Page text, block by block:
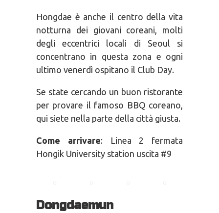
Hongdae è anche il centro della vita
notturna dei giovani coreani, molti
degli eccentrici locali di Seoul si
concentrano in questa zona e ogni
ultimo venerdì ospitano il Club Day.
Se state cercando un buon ristorante
per provare il famoso BBQ coreano,
qui siete nella parte della città giusta.
Come arrivare: Linea 2 fermata
Hongik University station uscita #9
Dongdaemun